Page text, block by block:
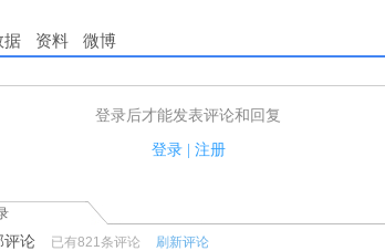
据 资料 微博
登录后才能发表评论和回复
登录| 注册
电脑端新用户可以发表评论了！
评论 已有821条评论 刷新评论